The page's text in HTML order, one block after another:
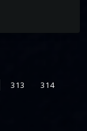
313
314